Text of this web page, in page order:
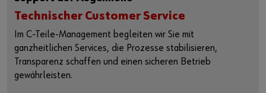
Technischer Customer Service
Im C‑Teile‑Management begleiten wir Sie mit
ganzheitlichen Services, die Prozesse stabilisieren,
Transparenz schaffen und einen sicheren Betrieb
gewährleisten.